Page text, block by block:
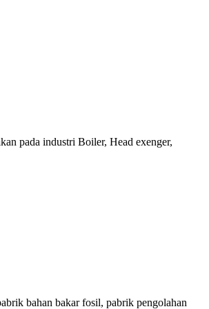
pada industri Boiler, Head exenger,
bahan bakar fosil, pabrik pengolahan